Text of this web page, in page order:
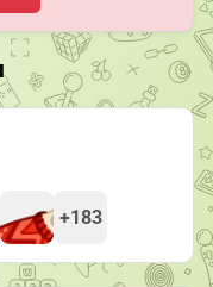
+183